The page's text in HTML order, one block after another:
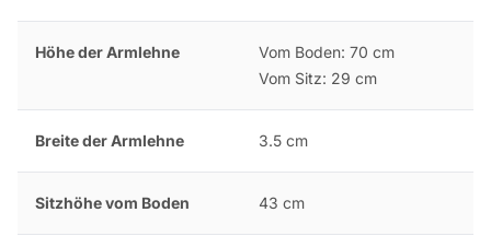
Höhe der Armlehne
Vom Boden: 70 cm
Vom Sitz: 29 cm
Breite der Armlehne 3.5 cm
Sitzhöhe vom Boden 43 cm